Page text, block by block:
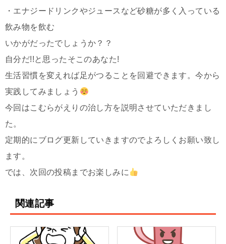
・エナジードリンクやジュースなど砂糖が多く入っている
飲み物を飲む
いかがだったでしょうか？？
自分だ!!と思ったそこのあなた!
生活習慣を変えれば足がつることを回避できます。今から
実践してみましょう
今回はこむらがえりの治し方を説明させていただきまし
た。
定期的にブログ更新していきますのでよろしくお願い致し
ます。
では、次回の投稿までお楽しみに
関連記事